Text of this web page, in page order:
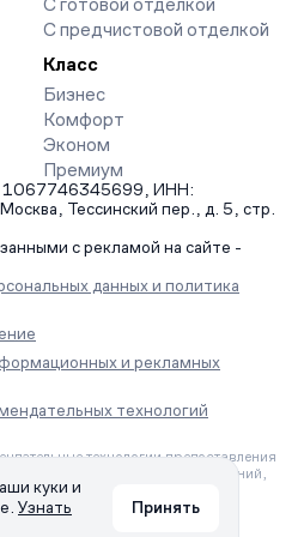
С готовой отделкой
С предчистовой отделкой
Класс
Бизнес
Комфорт
Эконом
Премиум
1067746345699, ИНН:
Тессинский пер., д. 5, стр.
с рекламой на сайте -
данных и политика
и рекламных
технологий
технологии предоставления
и анализа сведений,
сети «Интернет»,
Федерации.
куки и
Узнать
Принять